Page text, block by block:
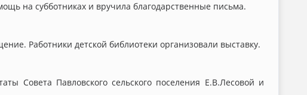
на субботниках и вручила благодарственные письма.
Работники детской библиотеки организовали выставку.
Совета Павловского сельского поселения Е.В.Лесовой и